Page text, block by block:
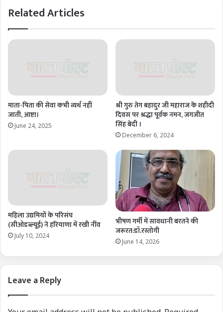
Related Articles
माता-पिता की सेवा कभी व्यर्थ नहीं
जाती, आष्टा।
June 24, 2025
श्री गुरु तेग बहादुर जी महाराज के शहीदी
दिवस पर श्रद्धा पूर्वक नमन, जगजीत
सिंह बेदी ।
December 6, 2024
महिला उद्यमियों के परिसंघ
(सीओडब्ल्यूई) ने हरियाणा में रखी नींव
July 10, 2024
भीषण गर्मी में सावधानी बरतने की
जरूरत:डॉ.रस्तोगी
June 14, 2026
Leave a Reply